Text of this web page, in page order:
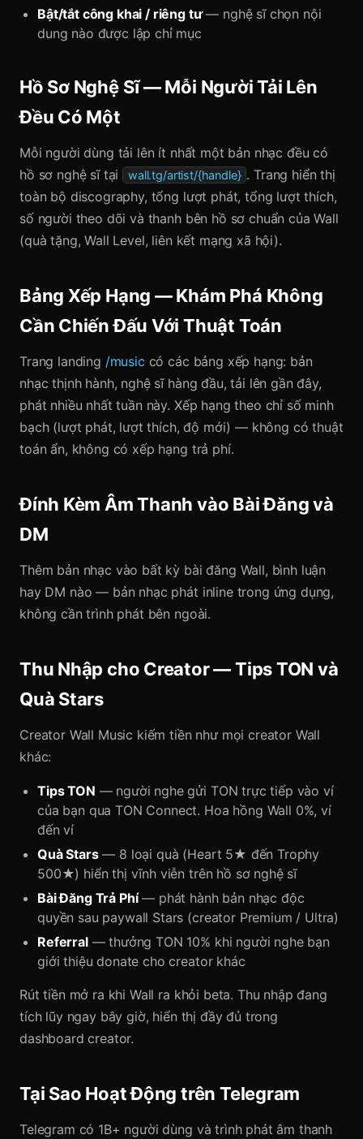
Bật/tắt công khai / riêng tư— nghệ sĩ chọn nội
dung nào được lập chỉ mục
Hồ Sơ Nghệ Sĩ — Mỗi Người Tải Lên
Đều Có Một
Mỗi người dùng tải lên ít nhất một bản nhạc đều có
hồ sơ nghệ sĩ tại
wall.tg/artist/{handle} . Trang hiển thị
toàn bộ discography, tổng lượt phát, tổng lượt thích,
số người theo dõi và thanh bên hồ sơ chuẩn của Wall
(quà tặng, Wall Level, liên kết mạng xã hội).
Bảng Xếp Hạng — Khám Phá Không
Cần Chiến Đấu Với Thuật Toán
Trang landing /music có các bảng xếp hạng: bản
nhạc thịnh hành, nghệ sĩ hàng đầu, tải lên gần đây,
phát nhiều nhất tuần này. Xếp hạng theo chỉ số minh
bạch (lượt phát, lượt thích, độ mới) — không có thuật
toán ẩn, không có xếp hạng trả phí.
Đính Kèm Âm Thanh vào Bài Đăng và
DM
Thêm bản nhạc vào bất kỳ bài đăng Wall, bình luận
hay DM nào — bản nhạc phát inline trong ứng dụng,
không cần trình phát bên ngoài.
Thu Nhập cho Creator — Tips TON và
Quà Stars
Creator Wall Music kiếm tiền như mọi creator Wall
khác:
Tips TON — người nghe gửi TON trực tiếp vào ví
của bạn qua TON Connect. Hoa hồng Wall 0%, ví
đến ví
Quà Stars— 8 loại quà (Heart 5★ đến Trophy
500★) hiển thị vĩnh viễn trên hồ sơ nghệ sĩ
Bài Đăng Trả Phí— phát hành bản nhạc độc
quyền sau paywall Stars (creator Premium / Ultra)
Referral— thưởng TON 10% khi người nghe bạn
giới thiệu donate cho creator khác
Rút tiền mở ra khi Wall ra khỏi beta. Thu nhập đang
tích lũy ngay bây giờ, hiển thị đầy đủ trong
dashboard creator.
Tại Sao Hoạt Động trên Telegram
Telegram có 1B+ người dùng và trình phát âm thanh